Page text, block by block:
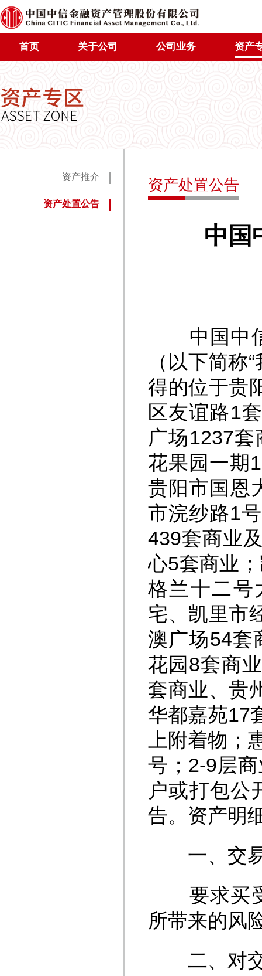
首页 关于公司 公司业务 资产
资产推介
资产处置公告
资产处置公告
中国中
中国中信
（以下简称
得的位于贵
区友谊路1
广场1237
花果园一期
贵阳市国恩
市浣纱路1
439套商业
心5套商业
格兰十二号
宅、凯里市
澳广场54套
花园8套商
套商业、贵
华都嘉苑17
上附着物
号；2-9层
户或打包公
告。资产明
一、交
要求买受
所带来的风
二、对交